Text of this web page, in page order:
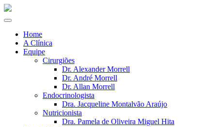
Home
A Clínica
Equipe
Cirurgiões
Dr. Alexander Morrell
Dr. André Morrell
Dr. Allan Morrell
Endocrinologista
Dra. Jacqueline Montalvão Araújo
Nutricionista
Dra. Pamela de Oliveira Miguel Hita